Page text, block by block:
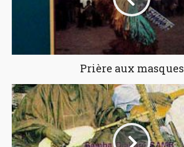
Prière aux masques